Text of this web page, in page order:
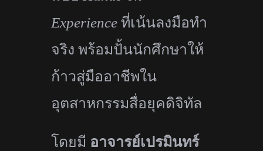
Experience ที่เน้นลงมือทำ
จริง พร้อมปั้นนักศึกษาให้
ก้าวสู่มืออาชีพใน
อุตสาหกรรมสื่อยุคดิจิทัล
โดยมี อาจารย์เปรมินทร์